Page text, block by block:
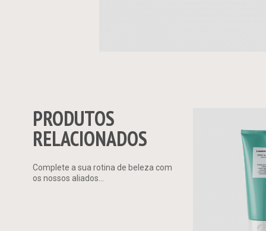
PRODUTOS
RELACIONADOS
Complete a sua rotina de beleza com
os nossos aliados...